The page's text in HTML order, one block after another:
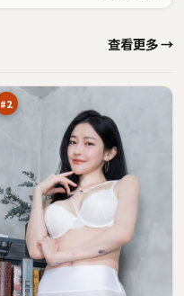
查看更多 →
#2